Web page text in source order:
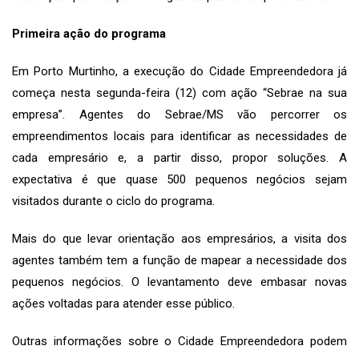
Primeira ação do programa
Em Porto Murtinho, a execução do Cidade Empreendedora já
começa nesta segunda-feira (12) com ação “Sebrae na sua
empresa”. Agentes do Sebrae/MS vão percorrer os
empreendimentos locais para identificar as necessidades de
cada empresário e, a partir disso, propor soluções. A
expectativa é que quase 500 pequenos negócios sejam
visitados durante o ciclo do programa.
Mais do que levar orientação aos empresários, a visita dos
agentes também tem a função de mapear a necessidade dos
pequenos negócios. O levantamento deve embasar novas
ações voltadas para atender esse público.
Outras informações sobre o Cidade Empreendedora podem